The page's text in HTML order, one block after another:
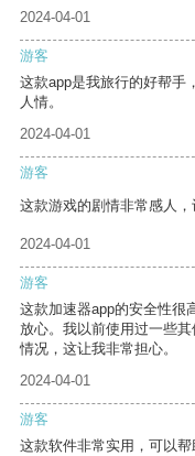
2024-04-01
游客
这款app是我旅行的好帮手
人情。
2024-04-01
游客
这款游戏的剧情非常感人，
2024-04-01
游客
这款加速器app的安全性很
放心。我以前使用过一些
情况，这让我非常担心。
2024-04-01
游客
这款软件非常实用，可以